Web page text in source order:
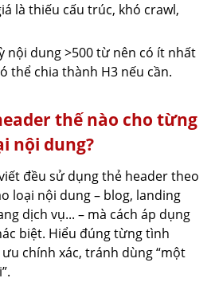
là thiếu cấu trúc, khó crawl,
nội dung >500 từ nên có ít nhất
thể chia thành H3 nếu cần.
thế nào cho từng
nội dung?
đều sử dụng thẻ header theo
loại nội dung – blog, landing
dịch vụ... – mà cách áp dụng
biệt. Hiểu đúng từng tình
chính xác, tránh dùng “một